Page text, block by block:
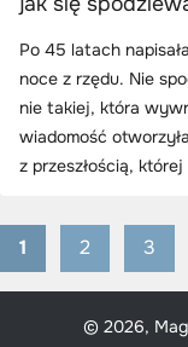
Po 45 latach
noce z rzędu. Nie
nie takiej, która
wiadomość
z przeszłością, której
wpisów
1 2 3
© 2026,